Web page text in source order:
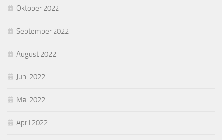
Oktober 2022
September 2022
August 2022
Juni 2022
Mai 2022
April 2022